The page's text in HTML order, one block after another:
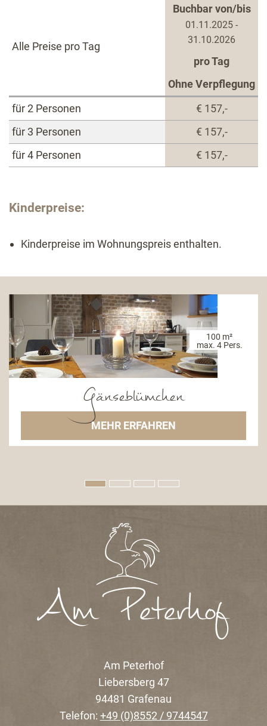
Alle Preise pro Tag
Buchbar von/bis
01.11.2025 -
31.10.2026
pro Tag
Ohne Verpflegung
für 2 Personen
€ 157,-
für 3 Personen
€ 157,-
für 4 Personen
€ 157,-
Kinderpreise:
Kinderpreise im Wohnungspreis enthalten.
Gänseblümchen
100 m²
max. 4 Pers.
MEHR ERFAHREN
Am Peterhof
Liebersberg 47
94481 Grafenau
Telefon: +49 (0)8552 / 9744547